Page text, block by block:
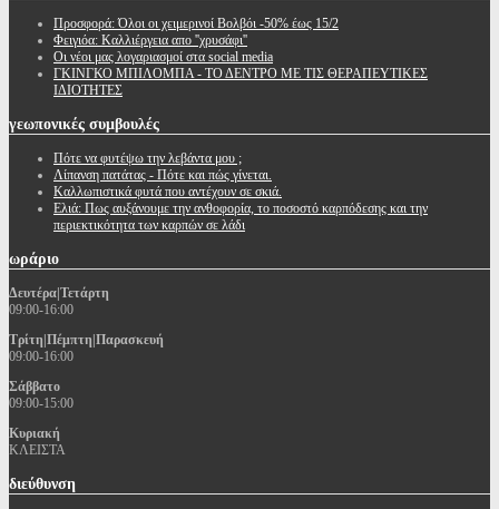
Προσφορά: Όλοι οι χειμερινοί Βολβόι -50% έως 15/2
Φειγιόα: Καλλιέργεια απο ''χρυσάφι''
Oι νέοι μας λογαριασμοί στα social media
ΓΚΙΝΓΚΟ ΜΠΙΛΟΜΠΑ - ΤΟ ΔΕΝΤΡΟ ΜΕ ΤΙΣ ΘΕΡΑΠΕΥΤΙΚΕΣ
ΙΔΙΟΤΗΤΕΣ
γεωπονικές συμβουλές
Πότε να φυτέψω την λεβάντα μου ;
Λίπανση πατάτας - Πότε και πώς γίνεται.
Καλλωπιστικά φυτά που αντέχουν σε σκιά.
Ελιά: Πως αυξάνουμε την ανθοφορία, το ποσοστό καρπόδεσης και την
περιεκτικότητα των καρπών σε λάδι
ωράριο
Δευτέρα|Τετάρτη
09:00-16:00
Τρίτη|Πέμπτη|Παρασκευή
09:00-16:00
Σάββατο
09:00-15:00
Κυριακή
ΚΛΕΙΣΤΑ
διεύθυνση